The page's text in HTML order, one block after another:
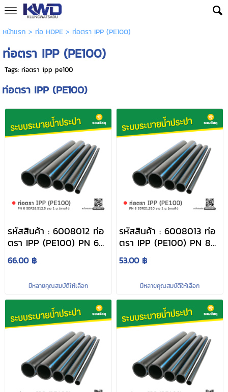
หน้าแรก > ท่อ HDPE> ท่อตรา IPP (PE100)
ท่อตรา IPP (PE100)
Tags: ท่อตรา ipp pe100
ท่อตรา IPP (PE100)
รหัสสินค้า : 6008012 ท่อ
ตรา IPP (PE100) PN 6
SDR26,S12.5 ยาว 1 ม.
(คาดฟ้า)
66.00 ฿
มีหลายคุณสมบัติให้เลือก
รหัสสินค้า : 6008013 ท่อ
ตรา IPP (PE100) PN 8
SDR21,S10 ยาว 1 ม. (คาด
ฟ้า)
53.00 ฿
มีหลายคุณสมบัติให้เลือก